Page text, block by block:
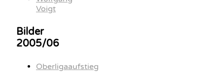
Voigt
Bilder
2005/06
Oberligaaufstieg